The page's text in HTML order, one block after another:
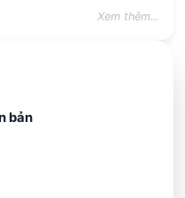
Xem thêm...
bản